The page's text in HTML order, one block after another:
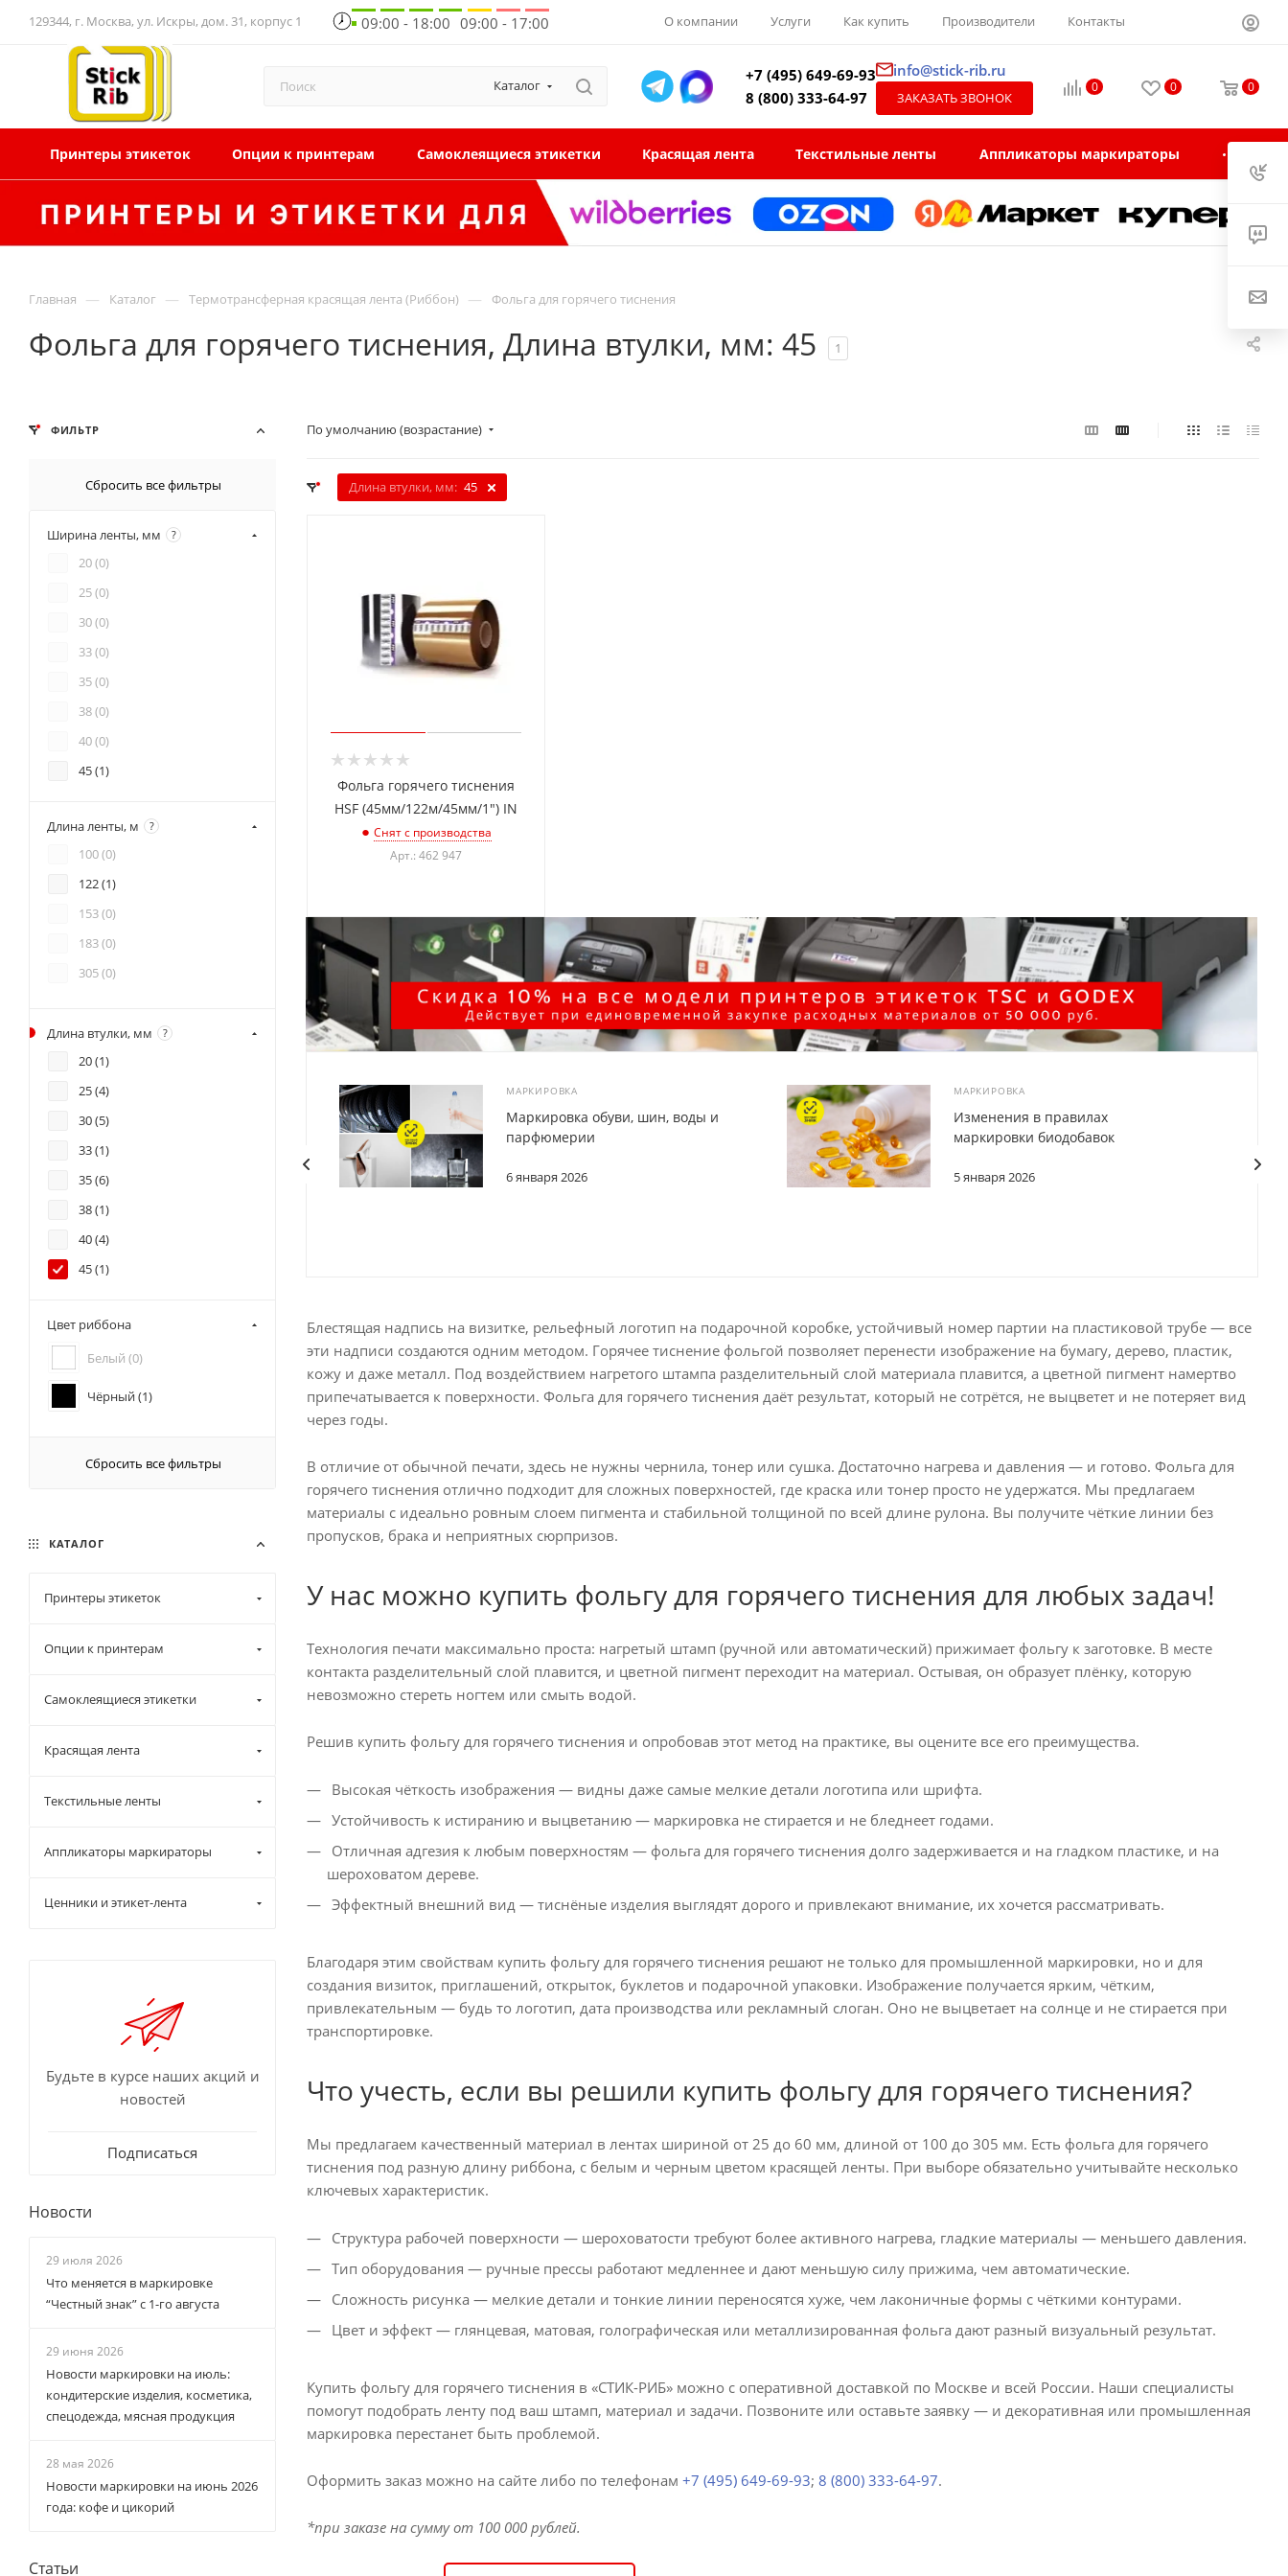
129344, г. Москва, ул. Искры, дом. 31, корпус 1 09:00 - 18:00 09:00 - 17:00 О компании Услуги Как купить Производители Контакты
Каталог
+7 (495) 649-69-93
8 (800) 333-64-97
info@stick-rib.ru
ЗАКАЗАТЬ ЗВОНОК
0 0 0
Принтеры этикеток Опции к принтерам Самоклеящиеся этикетки Красящая лента Текстильные ленты Аппликаторы маркираторы
Главная — Каталог — Термотрансферная красящая лента (Риббон) — Фольга для горячего тиснения
Фольга для горячего тиснения, Длина втулки, мм: 45 1
По умолчанию (возрастание)
Длина втулки, мм: 45
Фольга горячего тиснения
HSF (45мм/122м/45мм/1") IN
Снят с производства
Арт.: 462 947
МАРКИРОВКА
6 января 2026
Маркировка обуви, шин, воды и
парфюмерии
МАРКИРОВКА
5 января 2026
Изменения в правилах
маркировки биодобавок
Блестящая надпись на визитке, рельефный логотип на подарочной коробке, устойчивый номер партии на пластиковой трубе — все
эти надписи создаются одним методом. Горячее тиснение фольгой позволяет перенести изображение на бумагу, дерево, пластик,
кожу и даже металл. Под воздействием нагретого штампа разделительный слой материала плавится, а цветной пигмент намертво
припечатывается к поверхности. Фольга для горячего тиснения даёт результат, который не сотрётся, не выцветет и не потеряет вид
через годы.
В отличие от обычной печати, здесь не нужны чернила, тонер или сушка. Достаточно нагрева и давления — и готово. Фольга для
горячего тиснения отлично подходит для сложных поверхностей, где краска или тонер просто не удержатся. Мы предлагаем
материалы с идеально ровным слоем пигмента и стабильной толщиной по всей длине рулона. Вы получите чёткие линии без
пропусков, брака и неприятных сюрпризов.
У нас можно купить фольгу для горячего тиснения для любых задач!
Технология печати максимально проста: нагретый штамп (ручной или автоматический) прижимает фольгу к заготовке. В месте
контакта разделительный слой плавится, и цветной пигмент переходит на материал. Остывая, он образует плёнку, которую
невозможно стереть ногтем или смыть водой.
Решив купить фольгу для горячего тиснения и опробовав этот метод на практике, вы оцените все его преимущества.
Высокая чёткость изображения — видны даже самые мелкие детали логотипа или шрифта.
Устойчивость к истиранию и выцветанию — маркировка не стирается и не бледнеет годами.
Отличная адгезия к любым поверхностям — фольга для горячего тиснения долго задерживается и на гладком пластике, и на
шероховатом дереве.
Эффектный внешний вид — тиснёные изделия выглядят дорого и привлекают внимание, их хочется рассматривать.
Благодаря этим свойствам купить фольгу для горячего тиснения решают не только для промышленной маркировки, но и для
создания визиток, приглашений, открыток, буклетов и подарочной упаковки. Изображение получается ярким, чётким,
привлекательным — будь то логотип, дата производства или рекламный слоган. Оно не выцветает на солнце и не стирается при
транспортировке.
Что учесть, если вы решили купить фольгу для горячего тиснения?
Мы предлагаем качественный материал в лентах шириной от 25 до 60 мм, длиной от 100 до 305 мм. Есть фольга для горячего
тиснения под разную длину риббона, с белым и черным цветом красящей ленты. При выборе обязательно учитывайте несколько
ключевых характеристик.
Структура рабочей поверхности — шероховатости требуют более активного нагрева, гладкие материалы — меньшего давления.
Тип оборудования — ручные прессы работают медленнее и дают меньшую силу прижима, чем автоматические.
Сложность рисунка — мелкие детали и тонкие линии переносятся хуже, чем лаконичные формы с чёткими контурами.
Цвет и эффект — глянцевая, матовая, голографическая или металлизированная фольга дают разный визуальный результат.
Купить фольгу для горячего тиснения в «СТИК-РИБ» можно с оперативной доставкой по Москве и всей России. Наши специалисты
помогут подобрать ленту под ваш штамп, материал и задачи. Позвоните или оставьте заявку — и декоративная или промышленная
маркировка перестанет быть проблемой.
Оформить заказ можно на сайте либо по телефонам +7 (495) 649-69-93; 8 (800) 333-64-97.
*при заказе на сумму от 100 000 рублей.
ФИЛЬТР
Сбросить все фильтры
Ширина ленты, мм ?
20 (0)
25 (0)
30 (0)
33 (0)
35 (0)
38 (0)
40 (0)
45 (1)
Длина ленты, м
?
100 (0)
122 (1)
153 (0)
183 (0)
305 (0)
Длина втулки, мм ?
20 (1)
25 (4)
30 (5)
33 (1)
35 (6)
38 (1)
40 (4)
45 (1)
Цвет риббона
Белый (0)
Чёрный (1)
Сбросить все фильтры
КАТАЛОГ
Принтеры этикеток
Опции к принтерам
Самоклеящиеся этикетки
Красящая лента
Текстильные ленты
Аппликаторы маркираторы
Ценники и этикет-лента
Будьте в курсе наших акций и
новостей
Подписаться
Новости
29 июля 2026
Что меняется в маркировке
“Честный знак” с 1-го августа
29 июня 2026
Новости маркировки на июль:
кондитерские изделия, косметика,
спецодежда, мясная продукция
28 мая 2026
Новости маркировки на июнь 2026
года: кофе и цикорий
Статьи